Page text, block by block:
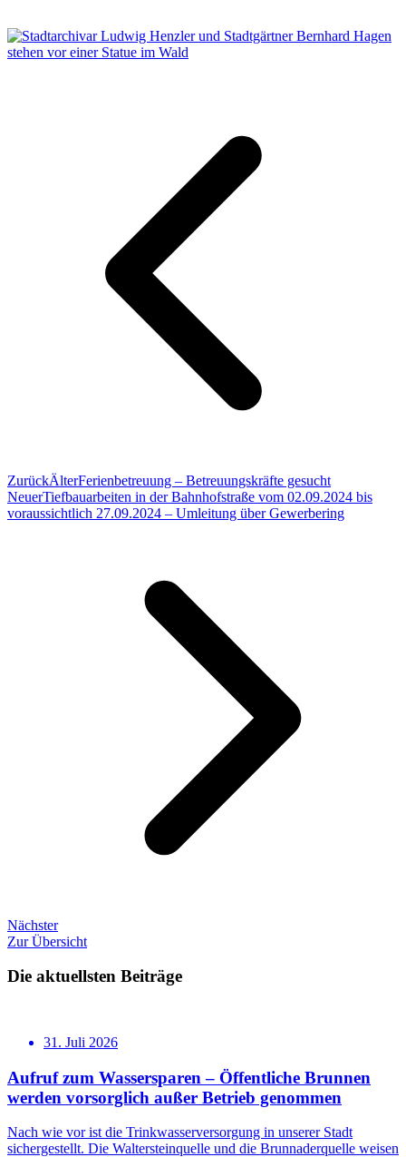
ZurückÄlterFerienbetreuung – Betreuungskräfte gesucht
NeuerTiefbauarbeiten in der Bahnhofstraße vom 02.09.2024 bis
voraussichtlich 27.09.2024 – Umleitung über Gewerbering
Nächster
Zur Übersicht
Die aktuellsten Beiträge
31. Juli 2026
Aufruf zum Wassersparen – Öffentliche Brunnen
werden vorsorglich außer Betrieb genommen
Nach wie vor ist die Trinkwasserversorgung in unserer Stadt
sichergestellt. Die Waltersteinquelle und die Brunnaderquelle weisen